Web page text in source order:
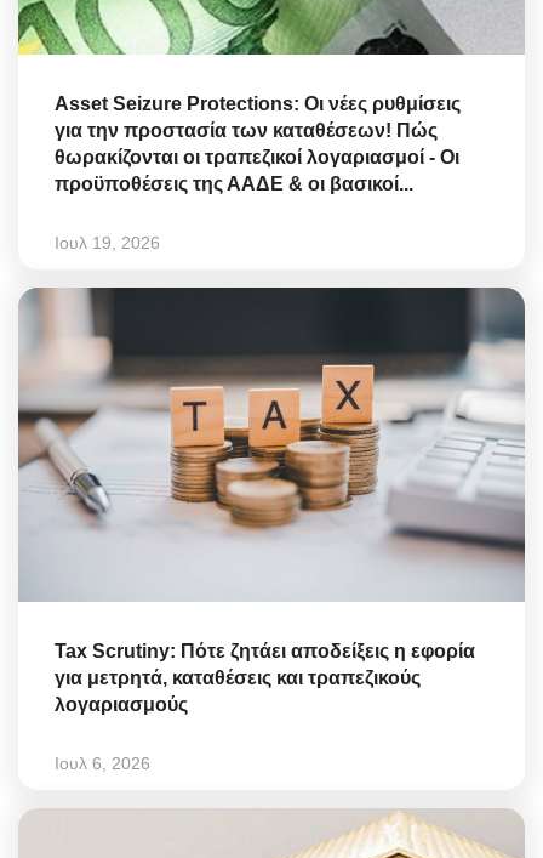
Asset Seizure Protections: Οι νέες ρυθμίσεις
για την προστασία των καταθέσεων! Πώς
θωρακίζονται οι τραπεζικοί λογαριασμοί - Οι
προϋποθέσεις της ΑΑΔΕ & οι βασικοί...
Ιουλ 19, 2026
Tax Scrutiny: Πότε ζητάει αποδείξεις η εφορία
για μετρητά, καταθέσεις και τραπεζικούς
λογαριασμούς
Ιουλ 6, 2026